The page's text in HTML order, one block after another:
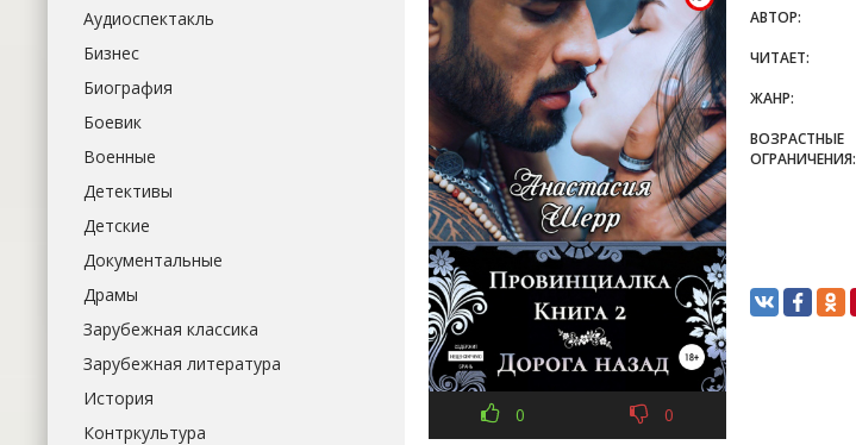
0 0
АВТОР:
ЧИТАЕТ:
ЖАНР:
ВОЗРАСТНЫЕ
ОГРАНИЧЕНИЯ:
Аудиоспектакль
Бизнес
Биография
Боевик
Военные
Детективы
Детские
Документальные
Драмы
Зарубежная классика
Зарубежная литература
История
Контркультура